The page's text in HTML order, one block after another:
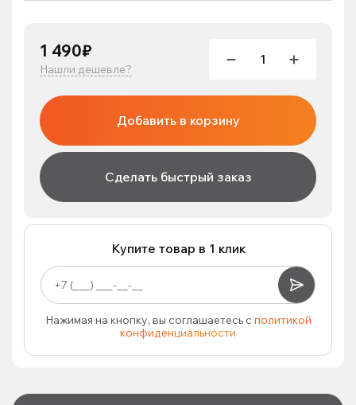
1 490₽
Нашли дешевле?
Добавить в корзину
Сделать быстрый заказ
Купите товар в 1 клик
Нажимая на кнопку, вы соглашаетесь с политикой
конфиденциальности